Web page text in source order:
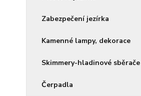
Zabezpečení jezírka
Kamenné lampy, dekorace
Skimmery-hladinové sběrače
Čerpadla